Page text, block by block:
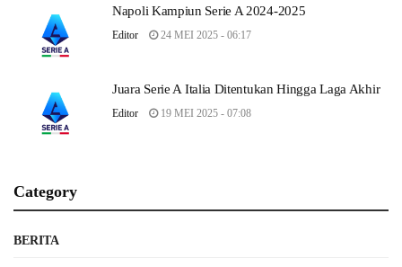
Napoli Kampiun Serie A 2024-2025
Editor 24 MEI 2025 - 06:17
Juara Serie A Italia Ditentukan Hingga Laga Akhir
Editor 19 MEI 2025 - 07:08
Category
BERITA